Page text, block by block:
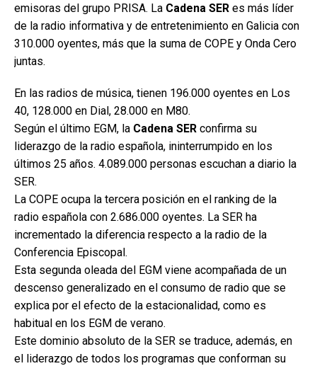
emisoras del grupo PRISA. La Cadena SER es más líder
de la radio informativa y de entretenimiento en Galicia con
310.000 oyentes, más que la suma de COPE y Onda Cero
juntas.
En las radios de música, tienen 196.000 oyentes en Los
40, 128.000 en Dial, 28.000 en M80.
Según el último EGM, la Cadena SER confirma su
liderazgo de la radio española, ininterrumpido en los
últimos 25 años. 4.089.000 personas escuchan a diario la
SER.
La COPE ocupa la tercera posición en el ranking de la
radio española con 2.686.000 oyentes. La SER ha
incrementado la diferencia respecto a la radio de la
Conferencia Episcopal.
Esta segunda oleada del EGM viene acompañada de un
descenso generalizado en el consumo de radio que se
explica por el efecto de la estacionalidad, como es
habitual en los EGM de verano.
Este dominio absoluto de la SER se traduce, además, en
el liderazgo de todos los programas que conforman su